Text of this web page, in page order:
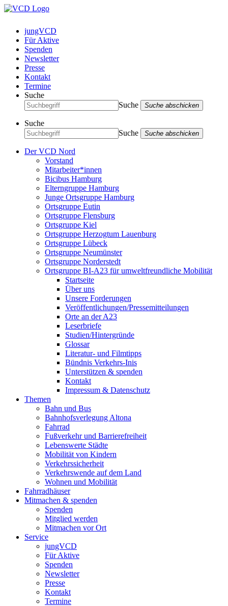
jungVCD
Für Aktive
Spenden
Newsletter
Presse
Kontakt
Termine
Suche
Suche
Suche abschicken
Suche
Suche
Suche abschicken
Der VCD Nord
Vorstand
Mitarbeiter*innen
Bicibus Hamburg
Elterngruppe Hamburg
Junge Ortsgruppe Hamburg
Ortsgruppe Eutin
Ortsgruppe Flensburg
Ortsgruppe Kiel
Ortsgruppe Herzogtum Lauenburg
Ortsgruppe Lübeck
Ortsgruppe Neumünster
Ortsgruppe Norderstedt
Ortsgruppe BI-A23 für umweltfreundliche Mobilität
Startseite
Über uns
Unsere Forderungen
Veröffentlichungen/Pressemitteilungen
Orte an der A23
Leserbriefe
Studien/Hintergründe
Glossar
Literatur- und Filmtipps
Bündnis Verkehrs-Inis
Unterstützen & spenden
Kontakt
Impressum & Datenschutz
Themen
Bahn und Bus
Bahnhofsverlegung Altona
Fahrrad
Fußverkehr und Barrierefreiheit
Lebenswerte Städte
Mobilität von Kindern
Verkehrssicherheit
Verkehrswende auf dem Land
Wohnen und Mobilität
Fahrradhäuser
Mitmachen & spenden
Spenden
Mitglied werden
Mitmachen vor Ort
Service
jungVCD
Für Aktive
Spenden
Newsletter
Presse
Kontakt
Termine